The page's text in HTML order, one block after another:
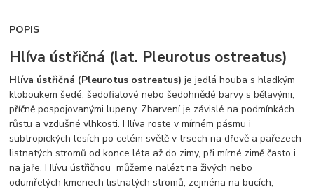
POPIS
Hlíva ústřičná (lat. Pleurotus ostreatus)
Hlíva ústřičná (Pleurotus ostreatus) je jedlá houba s hladkým
kloboukem šedé, šedofialové nebo šedohnědé barvy s bělavými,
příčně pospojovanými lupeny. Zbarvení je závislé na podmínkách
růstu a vzdušné vlhkosti. Hlíva roste v mírném pásmu i
subtropických lesích po celém světě v trsech na dřevě a pařezech
listnatých stromů od konce léta až do zimy, při mírné zimě často i
na jaře. Hlívu ústřičnou můžeme nalézt na živých nebo
odumřelých kmenech listnatých stromů, zejména na bucích,